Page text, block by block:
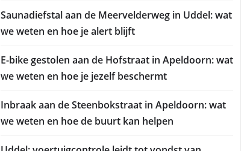
Saunadiefstal aan de Meervelderweg in Uddel: wat
we weten en hoe je alert blijft
E-bike gestolen aan de Hofstraat in Apeldoorn: wat
we weten en hoe je jezelf beschermt
Inbraak aan de Steenbokstraat in Apeldoorn: wat
we weten en hoe de buurt kan helpen